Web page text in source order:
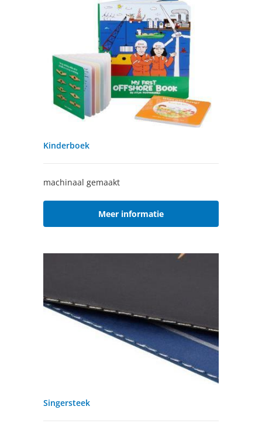
Kinderboek
machinaal gemaakt
Meer informatie
Singersteek